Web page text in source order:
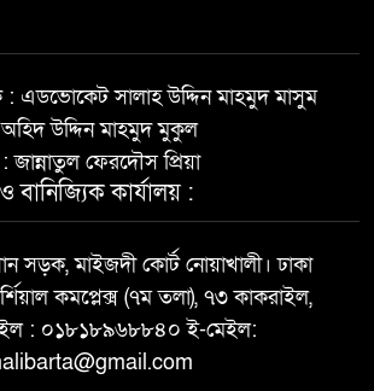
এডভোকেট সালাহ উদ্দিন মাহমুদ মাসুম
অহিদ উদ্দিন মাহমুদ মুকুল
জান্নাতুল ফেরদৌস প্রিয়া
বানিজ্যিক কার্যালয় :
সড়ক, মাইজদী কোর্ট নোয়াখালী। ঢাকা
কমপ্লেক্স (৭ম তলা), ৭৩ কাকরাইল,
: ০১৮১৮৯৬৮৮৪০ ই-মেইল: